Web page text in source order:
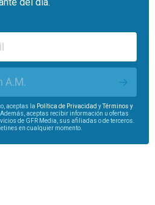
A.M.
aceptas la Política de Privacidad yTérminos y
aceptas recibir información u ofertas
de GFR Media, sus afiliadas o de terceros.
en cualquier momento.